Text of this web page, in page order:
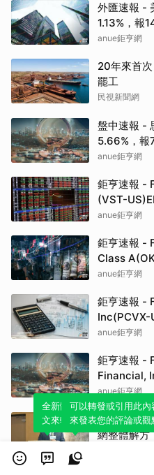
外匯速報 -
1.13%，報
anue鉅亨網
20年來首
罷工
民視新聞網
盤中速報 -
5.66%，
anue鉅亨網
鉅亨速報 -
(VST-
標價為
anue鉅亨網
鉅亨速報 -
Class
元，預估目
anue鉅亨網
鉅亨速報 -
Inc(PCVX-
估目標價為
anue鉅亨網
鉅亨速報 -
Financial,
5.73元，預
anue鉅亨網
能源管理邁
網整體解方
全新體驗！一鍵引用此內容
文來輕鬆表達個人立場。
可以轉發或引用此內
來發表您的評論或觀